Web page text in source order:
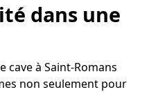
dans une
cave à Saint-Romans
non seulement pour